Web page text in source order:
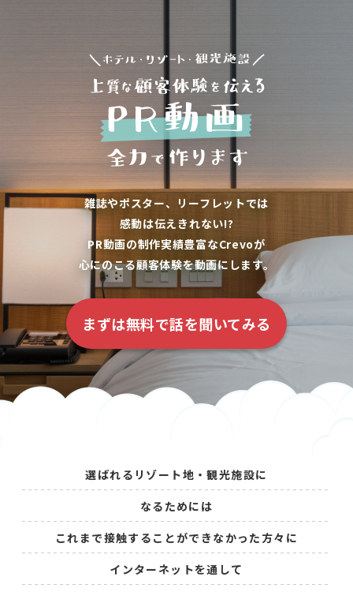
雑誌やポスター、リーフレットでは
感動は伝えきれない!?
PR動画の制作実績豊富なCrevoが
心にのこる顧客体験を動画にします。
まずは無料で話を聞いてみる
選ばれるリゾート地・観光施設に
なるためには
これまで接触することができなかった方々に
インターネットを通して